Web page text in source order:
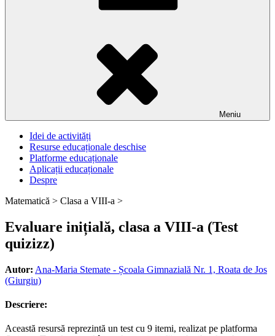
Meniu
Idei de activități
Resurse educaționale deschise
Platforme educaționale
Aplicații educaționale
Despre
Matematică > Clasa a VIII-a >
Evaluare inițială, clasa a VIII-a (Test
quizizz)
Autor: Ana-Maria Stemate - Școala Gimnazială Nr. 1, Roata de Jos
(Giurgiu)
Descriere:
Această resursă reprezintă un test cu 9 itemi, realizat pe platforma